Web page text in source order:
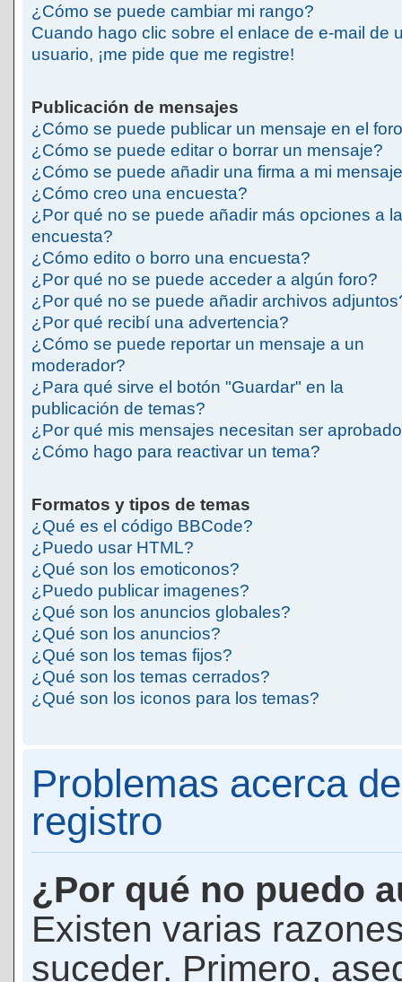
¿Cómo se puede cambiar mi rango?
Cuando hago clic sobre el enlace de e-mail de
usuario, ¡me pide que me registre!
Publicación de mensajes
¿Cómo se puede publicar un mensaje en el
¿Cómo se puede editar o borrar un mensaje?
¿Cómo se puede añadir una firma a mi
¿Cómo creo una encuesta?
¿Por qué no se puede añadir más opciones a la
encuesta?
¿Cómo edito o borro una encuesta?
¿Por qué no se puede acceder a algún foro?
¿Por qué no se puede añadir archivos
¿Por qué recibí una advertencia?
¿Cómo se puede reportar un mensaje a un
moderador?
¿Para qué sirve el botón "Guardar" en la
publicación de temas?
¿Por qué mis mensajes necesitan ser
¿Cómo hago para reactivar un tema?
Formatos y tipos de temas
¿Qué es el código BBCode?
¿Puedo usar HTML?
¿Qué son los emoticonos?
¿Puedo publicar imagenes?
¿Qué son los anuncios globales?
¿Qué son los anuncios?
¿Qué son los temas fijos?
¿Qué son los temas cerrados?
¿Qué son los iconos para los temas?
Problemas acerca
registro
¿Por qué no puedo
Existen varias
suceder. Primero,